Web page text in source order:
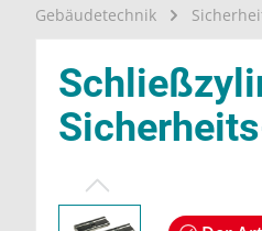
Gebäudetechnik